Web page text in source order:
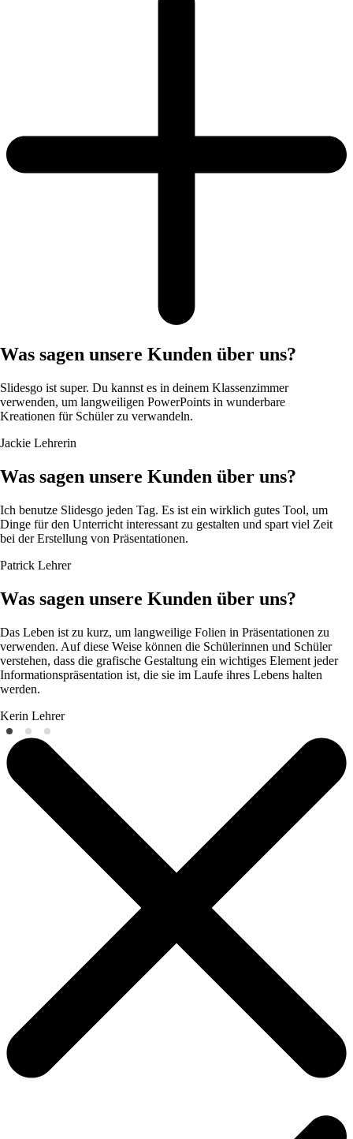
Was sagen unsere Kunden über uns?
Slidesgo ist super. Du kannst es in deinem Klassenzimmer
verwenden, um langweiligen PowerPoints in wunderbare
Kreationen für Schüler zu verwandeln.
Jackie Lehrerin
Was sagen unsere Kunden über uns?
Ich benutze Slidesgo jeden Tag. Es ist ein wirklich gutes Tool, um
Dinge für den Unterricht interessant zu gestalten und spart viel Zeit
bei der Erstellung von Präsentationen.
Patrick Lehrer
Was sagen unsere Kunden über uns?
Das Leben ist zu kurz, um langweilige Folien in Präsentationen zu
verwenden. Auf diese Weise können die Schülerinnen und Schüler
verstehen, dass die grafische Gestaltung ein wichtiges Element jeder
Informationspräsentation ist, die sie im Laufe ihres Lebens halten
werden.
Kerin Lehrer